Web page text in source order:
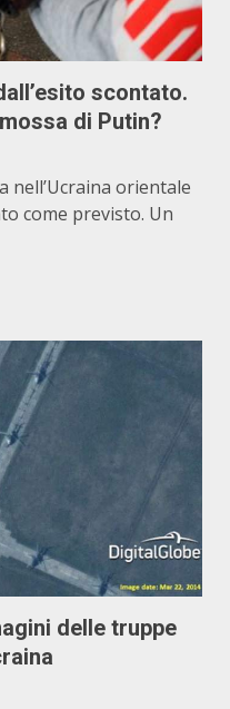
scontato.
di Putin?
nell’Ucraina orientale
come previsto. Un
delle truppe